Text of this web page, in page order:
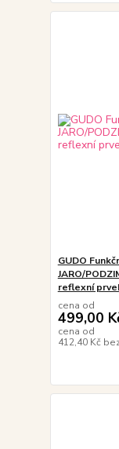
GUDO
JARO/
reflexní
cena od
499,00
cena od
412,40 Kč